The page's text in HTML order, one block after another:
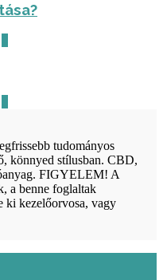
tudományos
könnyed stílusban. CBD,
FIGYELEM! A
a benne foglaltak
ki kezelőorvosa, vagy